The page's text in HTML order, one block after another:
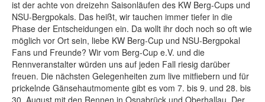
ist der achte von dreizehn Saisonläufen des KW Berg-Cups und
NSU-Bergpokals. Das heißt, wir tauchen immer tiefer in die
Phase der Entscheidungen ein. Da wollt ihr doch noch so oft wie
möglich vor Ort sein, liebe KW Berg-Cup und NSU-Bergpokal
Fans und Freunde? Wir vom Berg-Cup e.V. und die
Rennveranstalter würden uns auf jeden Fall riesig darüber
freuen. Die nächsten Gelegenheiten zum live mitfiebern und für
prickelnde Gänsehautmomente gibt es vom 7. bis 9. und 28. bis
30. August mit den Rennen in Osnabrück und Oberhallau. Der